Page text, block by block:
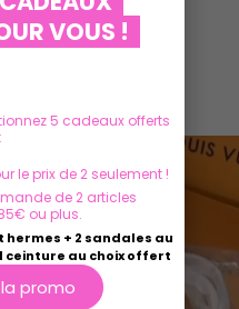
VOUS !
5 cadeaux offerts
le prix de 2 seulement !
de 2 articles
ou plus.
hermes + 2 sandales au
ceinture au choix offert
promo